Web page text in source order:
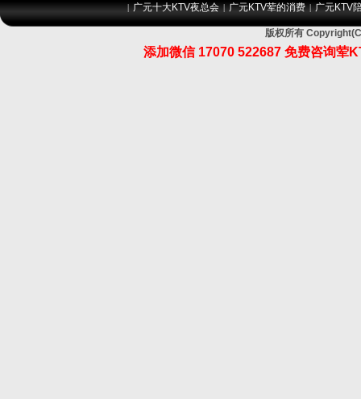
|广元十大KTV夜总会 |广元KTV荤的消费 |广元KTV
版权所有
添加微信 17070 522687 免费咨询荤